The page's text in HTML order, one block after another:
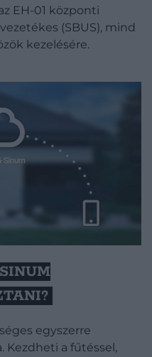
EH-01 központi
(SBUS), mind
kezelésére.
egyszerre
Kezdheti a fűtéssel,